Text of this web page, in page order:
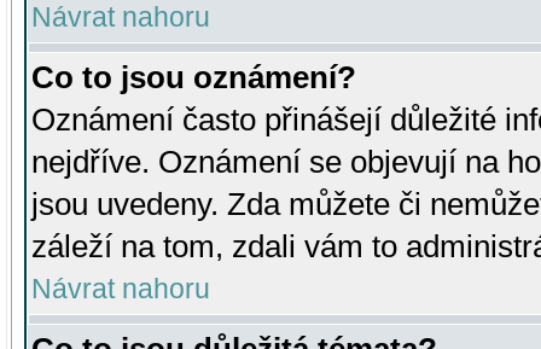
Návrat nahoru
Co to jsou oznámení?
Oznámení často přinášejí důležité
nejdříve. Oznámení se objevují na
jsou uvedeny. Zda můžete či
záleží na tom, zdali vám to
Návrat nahoru